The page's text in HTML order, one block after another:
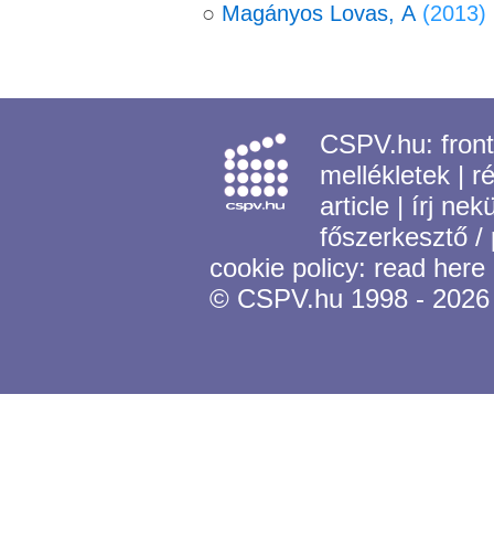
○ Magányos Lovas, A (2013)
CSPV.hu:
mellékletek |
article | írj
főszerkesztő
cookie policy: read here
© CSPV.hu 1998 - 2026